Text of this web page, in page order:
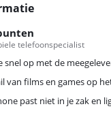
telefoonspecialist
snel op met de
van films en games op
past niet in je zak en